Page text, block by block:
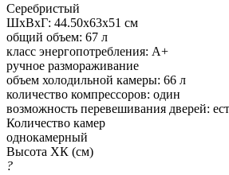
Серебристый
ШхВхГ: 44.50х63х51 см
общий объем: 67 л
класс энергопотребления: A+
ручное размораживание
объем холодильной камеры: 66 л
количество компрессоров: один
возможность перевешивания дверей:
Количество камер
однокамерный
Высота ХК (см)
?